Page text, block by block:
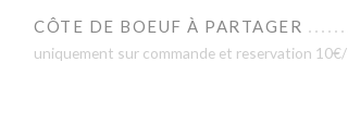
CÔTE DE BOEUF À PARTAGER
uniquement sur commande et reservation